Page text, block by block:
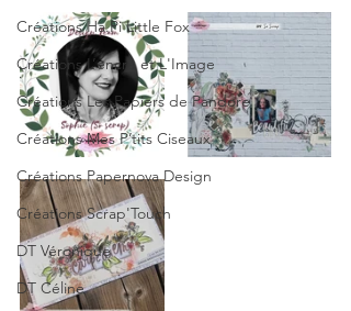
Créations Ha.Pi Little Fox
Créations L’encre et L'Image
Créations Les Papiers de Pandore
Créations Mes P’tits Ciseaux
Créations Papernova Design
Créations Scrap'Touch
DT Véronique
DT Céline